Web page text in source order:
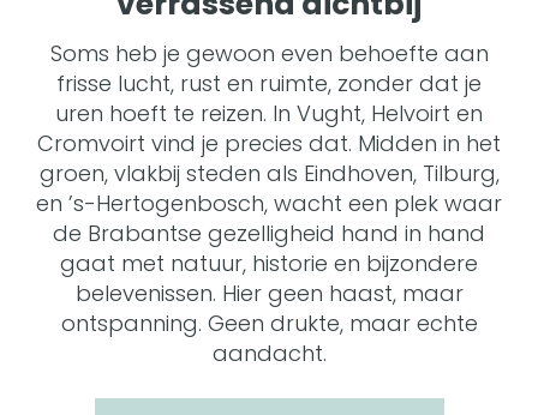
Soms heb je gewoon even behoefte aan
frisse lucht, rust en ruimte, zonder dat je
uren hoeft te reizen. In Vught, Helvoirt en
Cromvoirt vind je precies dat. Midden in het
groen, vlakbij steden als Eindhoven, Tilburg,
en ’s-Hertogenbosch, wacht een plek waar
de Brabantse gezelligheid hand in hand
gaat met natuur, historie en bijzondere
belevenissen. Hier geen haast, maar
ontspanning. Geen drukte, maar echte
aandacht.